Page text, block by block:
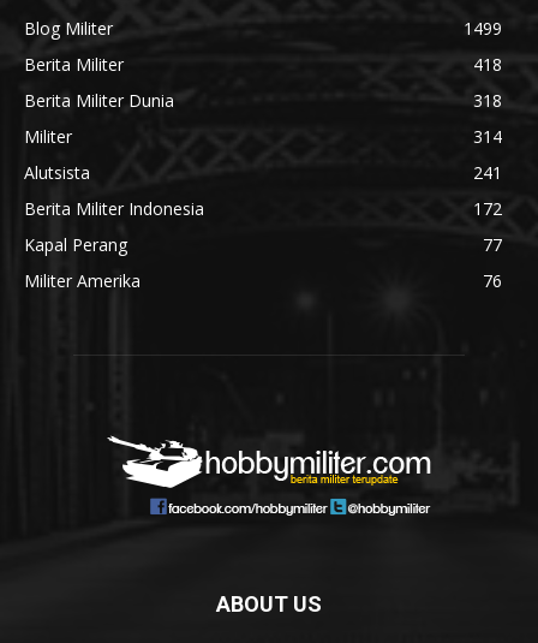
Blog Militer
1499
Berita Militer
418
Berita Militer Dunia
318
Militer
314
Alutsista
241
Berita Militer Indonesia
172
Kapal Perang
77
Militer Amerika
76
ABOUT US